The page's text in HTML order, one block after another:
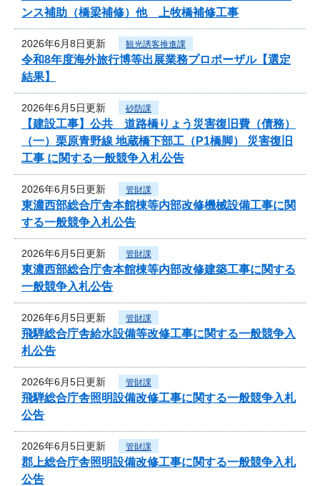
ンス補助（橋梁補修）他 上牧橋補修工事
2026年6月8日更新 観光誘客推進課
令和8年度海外旅行博等出展業務プロポーザル【選定
結果】
2026年6月5日更新 砂防課
【建設工事】公共 道路橋りょう災害復旧費（債務）
（一）栗原青野線 地蔵橋下部工（P1橋脚） 災害復旧
工事 に関する一般競争入札公告
2026年6月5日更新 管財課
東濃西部総合庁舎本館棟等内部改修機械設備工事に関
する一般競争入札公告
2026年6月5日更新 管財課
東濃西部総合庁舎本館棟等内部改修建築工事に関する
一般競争入札公告
2026年6月5日更新 管財課
飛騨総合庁舎給水設備等改修工事に関する一般競争入
札公告
2026年6月5日更新 管財課
飛騨総合庁舎照明設備改修工事に関する一般競争入札
公告
2026年6月5日更新 管財課
郡上総合庁舎照明設備改修工事に関する一般競争入札
公告